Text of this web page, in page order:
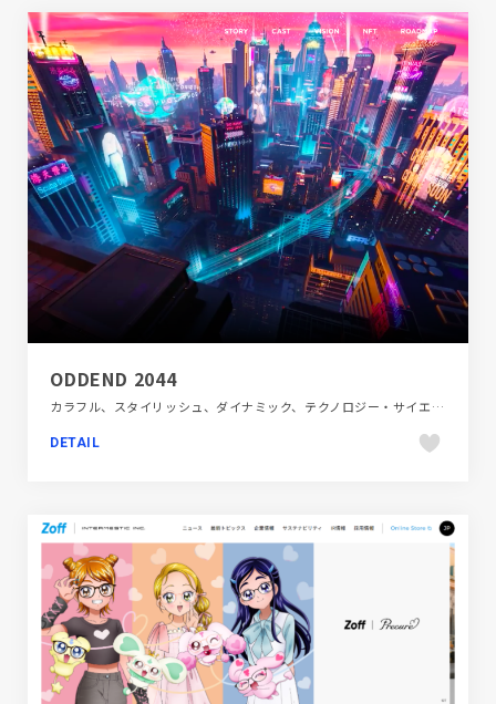
ODDEND 2044
カラフル、スタイリッシュ、ダイナミック、テクノロジー・サイエンス、デザイン・アート・音楽・文芸、ブラック系 、ブランド・サービスサイト、ポップ、モーション多め
DETAIL